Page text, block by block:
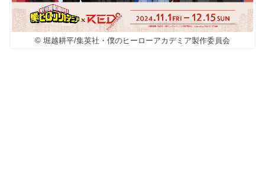
© 堀越耕平/集英社・僕のヒーローアカデミア製作委員会